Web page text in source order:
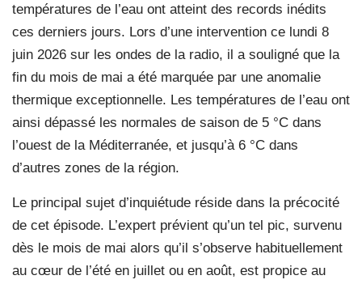
températures de l’eau ont atteint des records inédits
ces derniers jours. Lors d’une intervention ce lundi 8
juin 2026 sur les ondes de la radio, il a souligné que la
fin du mois de mai a été marquée par une anomalie
thermique exceptionnelle. Les températures de l’eau ont
ainsi dépassé les normales de saison de 5 °C dans
l’ouest de la Méditerranée, et jusqu’à 6 °C dans
d’autres zones de la région.
Le principal sujet d’inquiétude réside dans la précocité
de cet épisode. L’expert prévient qu’un tel pic, survenu
dès le mois de mai alors qu’il s’observe habituellement
au cœur de l’été en juillet ou en août, est propice au